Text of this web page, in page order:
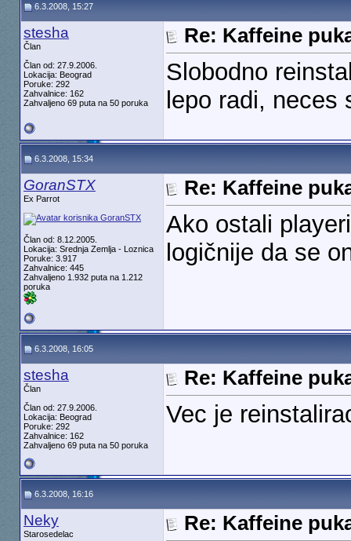
6.3.2008, 15:27
stesha
Član
Član od: 27.9.2006.
Lokacija: Beograd
Poruke: 292
Zahvalnice: 162
Zahvaljeno 69 puta na 50 poruka
Re: Kaffeine
Slobodno
lepo radi, neces
6.3.2008, 15:34
GoranSTX
Ex Parrot
Član od: 8.12.2005.
Lokacija: Srednja Zemlja - Loznica
Poruke: 3.917
Zahvalnice: 445
Zahvaljeno 1.932 puta na 1.212
poruka
Re: Kaffeine
Ako ostali
logičnije da se
6.3.2008, 16:05
stesha
Član
Član od: 27.9.2006.
Lokacija: Beograd
Poruke: 292
Zahvalnice: 162
Zahvaljeno 69 puta na 50 poruka
Re: Kaffeine
Vec je
6.3.2008, 16:16
Neky
Starosedelac
Re: Kaffeine